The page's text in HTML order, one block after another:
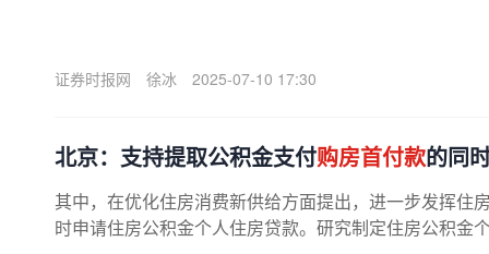
证券时报网 徐冰 2025-07-10 17:30
北京：支持提取公积金支付购房首付款的同
其中，在优化住房消费新供给方面提出，进一步发挥住
时申请住房公积金个人住房贷款。研究制定住房公积金